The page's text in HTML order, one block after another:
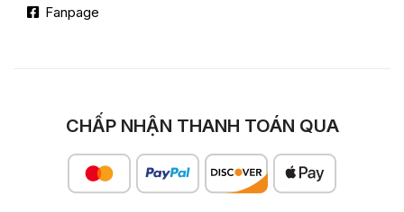
Fanpage
CHẤP NHẬN THANH TOÁN QUA